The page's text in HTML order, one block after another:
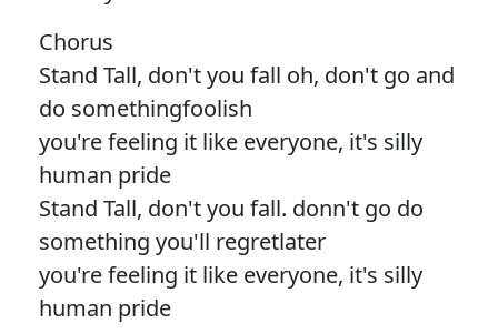
Chorus
Stand Tall, don't you fall oh, don't go and
do somethingfoolish
you're feeling it like everyone, it's silly
human pride
Stand Tall, don't you fall. donn't go do
something you'll regretlater
you're feeling it like everyone, it's silly
human pride